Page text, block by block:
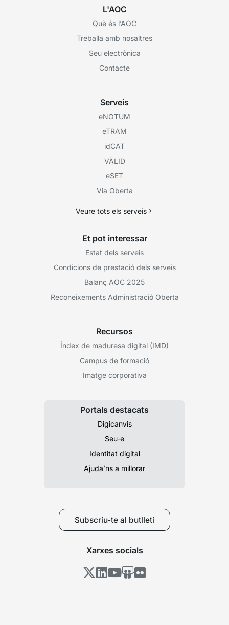
L'AOC
Què és l’AOC
Treballa amb nosaltres
Seu electrònica
Contacte
Serveis
eNOTUM
eTRAM
idCAT
VÀLID
eSET
Via Oberta
Veure tots els serveis
Et pot interessar
Estat dels serveis
Condicions de prestació dels serveis
Balanç AOC 2025
Reconeixements Administració Oberta
Recursos
Índex de maduresa digital (IMD)
Campus de formació
Imatge corporativa
Portals destacats
Digicanvis
Seu-e
Identitat digital
Ajuda’ns a millorar
Subscriu-te al butlletí
Xarxes socials